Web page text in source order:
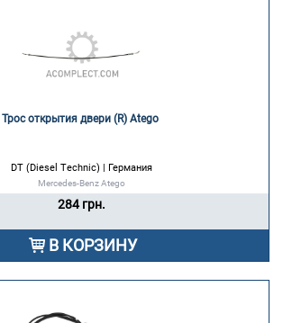
Трос открытия двери (R) Atego
DT (Diesel Technic) | Германия
Mercedes-Benz Atego
284 грн.
В КОРЗИНУ